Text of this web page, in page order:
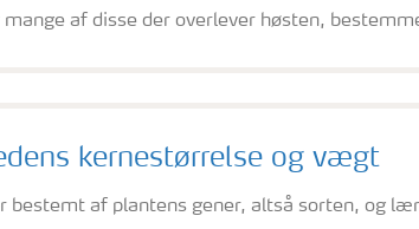
af disse der overlever høsten,
kernestørrelse og vægt
bestemt af plantens gener, altså sorten, og